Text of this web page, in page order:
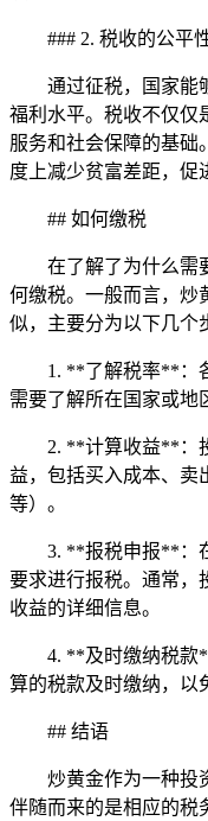
### 2. 税收的公平
通过征税，国家能
福利水平。税收不仅仅
服务和社会保障的基础
度上减少贫富差距，促
## 如何缴税
在了解了为什么需
何缴税。一般而言，炒
似，主要分为以下几个
1. **了解税率**：
需要了解所在国家或地
2. **计算收益**：
益，包括买入成本、卖
等）。
3. **报税申报**：
要求进行报税。通常，
收益的详细信息。
4. **及时缴纳税款
算的税款及时缴纳，以
## 结语
炒黄金作为一种投
伴随而来的是相应的税